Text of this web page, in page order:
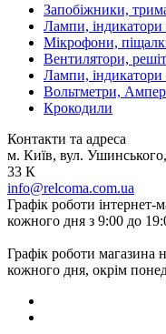
Запобіжники,
Лампи, індикатори
Мікрофони,
Вентилятори,
Лампи, індикатори
Вольтметри,
Крокодили
Контакти та адреса
м. Київ, вул.
33 К
info@relcoma.com.ua
Графік роботи інтернет-
кожного дня з 9:00 до
Графік роботи магазина
кожного дня, окрім